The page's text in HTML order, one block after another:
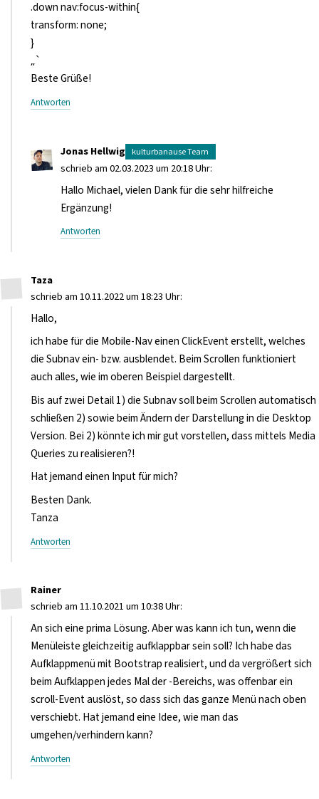
.down nav:focus-within{
transform: none;
}
„`
Beste Grüße!
Antworten
Jonas Hellwig
schrieb am 02.03.2023 um 20:18 Uhr:
Hallo Michael, vielen Dank für die sehr hilfreiche
Ergänzung!
Antworten
Taza
schrieb am 10.11.2022 um 18:23 Uhr:
Hallo,
ich habe für die Mobile-Nav einen ClickEvent erstellt, welches
die Subnav ein- bzw. ausblendet. Beim Scrollen funktioniert
auch alles, wie im oberen Beispiel dargestellt.
Bis auf zwei Detail 1) die Subnav soll beim Scrollen automatisch
schließen 2) sowie beim Ändern der Darstellung in die Desktop
Version. Bei 2) könnte ich mir gut vorstellen, dass mittels Media
Queries zu realisieren?!
Hat jemand einen Input für mich?
Besten Dank.
Tanza
Antworten
Rainer
schrieb am 11.10.2021 um 10:38 Uhr:
An sich eine prima Lösung. Aber was kann ich tun, wenn die
Menüleiste gleichzeitig aufklappbar sein soll? Ich habe das
Aufklappmenü mit Bootstrap realisiert, und da vergrößert sich
beim Aufklappen jedes Mal der -Bereichs, was offenbar ein
scroll-Event auslöst, so dass sich das ganze Menü nach oben
verschiebt. Hat jemand eine Idee, wie man das
umgehen/verhindern kann?
Antworten